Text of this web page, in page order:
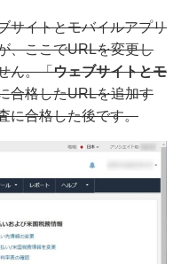
サイトとモバイルアプリ
、ここでURLを変更し
ん。「ウェブサイトとモ
合格したURLを追加す
に合格した後です。